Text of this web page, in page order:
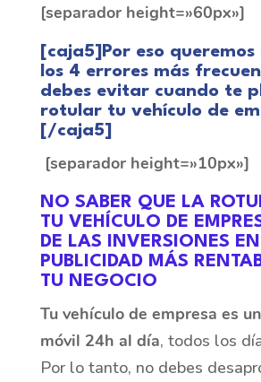
[separador height=»60px»]
[caja5]Por eso
los 4 errores más
debes evitar cuando te
rotular tu vehículo de
[/caja5]
[separador height=»10px»]
NO SABER QUE LA
TU VEHÍCULO DE
DE LAS INVERSIONES EN
PUBLICIDAD MÁS
TU NEGOCIO
Tu vehículo de empresa es
móvil 24h al día, todos los
Por lo tanto, no debes